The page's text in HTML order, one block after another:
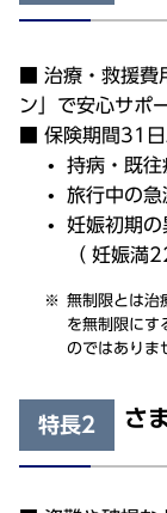
■ 治療・救援費
ン」で安心サポ
■ 保険期間31
持病・既
旅行中の
妊娠初期
（ 妊娠満
無制限とは治
を無制限にす
のではありま
特長2 さ